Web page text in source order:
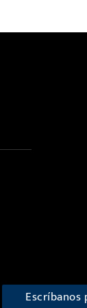
Escríbanos